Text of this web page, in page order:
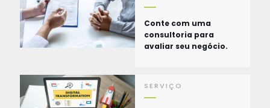
Conte com uma
consultoria para
avaliar seu negócio.
SERVIÇO